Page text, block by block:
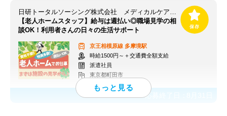
日研トータルソーシング株式会社 メディカルケア事業部 町田オフィス/【MA】MA_104(SY)
【老人ホームスタッフ】給与は週払い◎職場見学の相
談OK！利用者さんの日々の生活サポート
京王相模原線 多摩境駅
時給1500円～＋交通費全額支給
派遣社員
東京都町田市
応募終了日：